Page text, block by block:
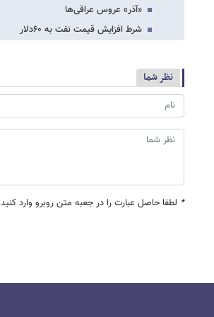
«آذر» عروس عراقی‌ها
شرط افزایش قیمت نفت به ۶۰دلار
نظر شما
* لطفا حاصل عبارت را در جعبه متن روبرو وارد کنید